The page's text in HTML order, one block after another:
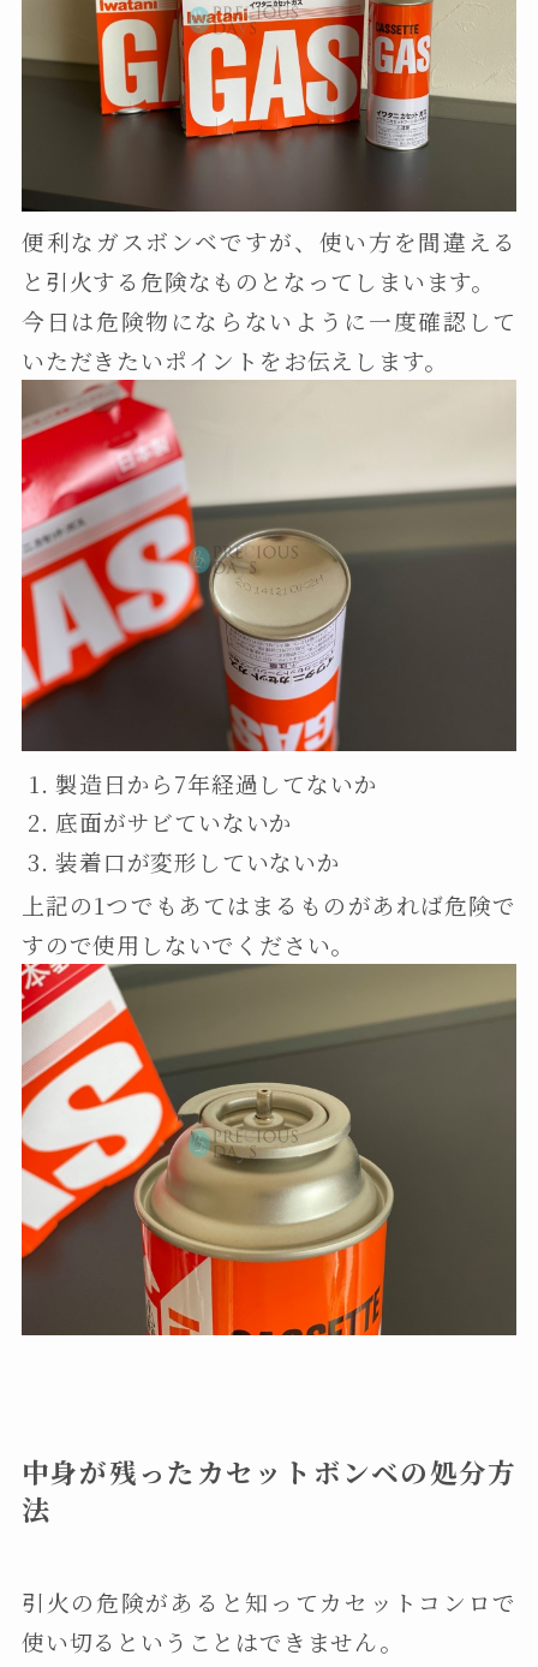
便利なガスボンベですが、使い方を間違える
と引火する危険なものとなってしまいます。
今日は危険物にならないように一度確認して
いただきたいポイントをお伝えします。
製造日から7年経過してないか
底面がサビていないか
装着口が変形していないか
上記の1つでもあてはまるものがあれば危険で
すので使用しないでください。
中身が残ったカセットボンベの処分方
法
引火の危険があると知ってカセットコンロで
使い切るということはできません。